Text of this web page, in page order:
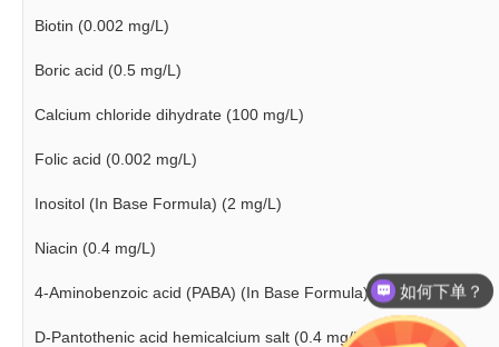
Biotin (0.002 mg/L)
Boric acid (0.5 mg/L)
Calcium chloride dihydrate (100 mg/L)
Folic acid (0.002 mg/L)
Inositol (In Base Formula) (2 mg/L)
Niacin (0.4 mg/L)
4-Aminobenzoic acid (PABA) (In Base Formula) (0.2 mg/L)
D-Pantothenic acid hemicalcium salt (0.4 mg/L)
如何下单？